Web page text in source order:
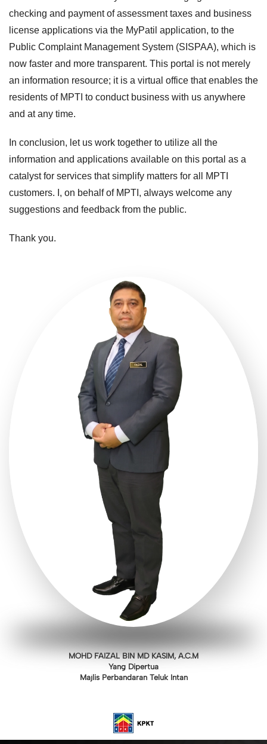
checking and payment of assessment taxes and business
license applications via the MyPatil application, to the
Public Complaint Management System (SISPAA), which is
now faster and more transparent. This portal is not merely
an information resource; it is a virtual office that enables the
residents of MPTI to conduct business with us anywhere
and at any time.
In conclusion, let us work together to utilize all the
information and applications available on this portal as a
catalyst for services that simplify matters for all MPTI
customers. I, on behalf of MPTI, always welcome any
suggestions and feedback from the public.
Thank you.
MOHD FAIZAL BIN MD KASIM, A.C.M
Yang Dipertua
Majlis Perbandaran Teluk Intan